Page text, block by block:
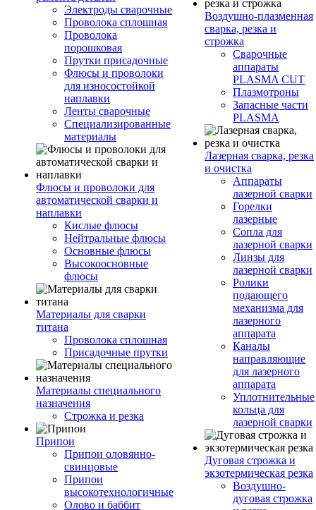
Электроды сварочные
Проволока сплошная
Проволока
порошковая
Прутки присадочные
Флюсы и проволоки
для износостойкой
наплавки
Ленты сварочные
Специализированные
материалы
Флюсы и проволоки для
автоматической сварки и
наплавки
Кислые флюсы
Нейтральные флюсы
Основные флюсы
Высокоосновные
флюсы
Материалы для сварки
титана
Проволока сплошная
Присадочные прутки
Материалы специального
назначения
Строжка и резка
Припои
Припои оловянно-
свинцовые
Припои
высокотехнологичные
Олово и баббит
Воздушно-плазменная
сварка, резка и
строжка
Сварочные
аппараты
PLASMA CUT
Плазмотроны
Запасные части
PLASMA
Лазерная сварка, резка
и очистка
Аппараты
лазерной сварки
Горелки
лазерные
Сопла для
лазерной сварки
Линзы для
лазерной сварки
Ролики
подающего
механизма для
лазерного
аппарата
Каналы
направляющие
для лазерного
аппарата
Уплотнительные
кольца для
лазерной сварки
Дуговая строжка и
экзотермическая резка
Воздушно-
дуговая строжка